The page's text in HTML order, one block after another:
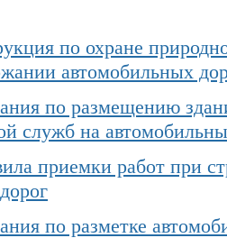
по охране
автомобильных
по размещению
служб на
приемки работ при
по разметке